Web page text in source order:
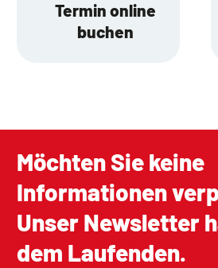
Termin online
buchen
Möchten Sie keine
Informationen
Unser Newsletter
dem Laufenden.